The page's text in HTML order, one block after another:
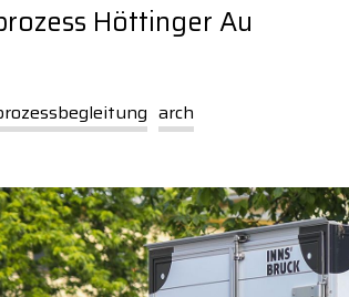
U1
Höttinger Au
arch